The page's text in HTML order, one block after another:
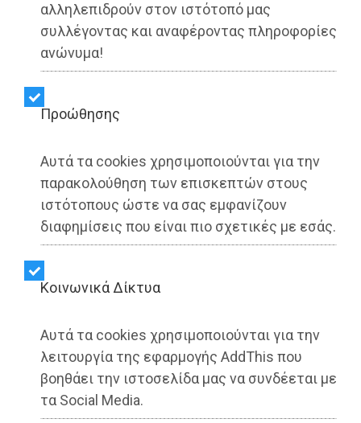
αλληλεπιδρούν στον ιστότοπό μας
συλλέγοντας και αναφέροντας πληροφορίες
ανώνυμα!
Προώθησης
Αυτά τα cookies χρησιμοποιούνται για την
παρακολούθηση των επισκεπτών στους
ιστότοπους ώστε να σας εμφανίζουν
διαφημίσεις που είναι πιο σχετικές με εσάς.
Kοινωνικά Δίκτυα
Αυτά τα cookies χρησιμοποιούνται για την
λειτουργία της εφαρμογής AddThis που
βοηθάει την ιστοσελίδα μας να συνδέεται με
τα Social Media.
Dimotisnews | 09/06/2025 - 09:12
▶️ Ακούστε το κείμενο